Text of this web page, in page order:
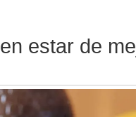
estar de